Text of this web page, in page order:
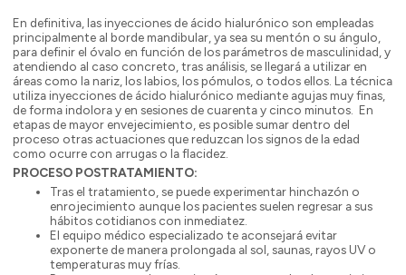
En definitiva, las inyecciones de ácido hialurónico son empleadas
principalmente al borde mandibular, ya sea su mentón o su ángulo,
para definir el óvalo en función de los parámetros de masculinidad, y
atendiendo al caso concreto, tras análisis, se llegará a utilizar en
áreas como la nariz, los labios, los pómulos, o todos ellos. La técnica
utiliza inyecciones de ácido hialurónico mediante agujas muy finas,
de forma indolora y en sesiones de cuarenta y cinco minutos. En
etapas de mayor envejecimiento, es posible sumar dentro del
proceso otras actuaciones que reduzcan los signos de la edad
como ocurre con arrugas o la flacidez.
PROCESO POSTRATAMIENTO:
Tras el tratamiento, se puede experimentar hinchazón o
enrojecimiento aunque los pacientes suelen regresar a sus
hábitos cotidianos con inmediatez.
El equipo médico especializado te aconsejará evitar
exponerte de manera prolongada al sol, saunas, rayos UV o
temperaturas muy frías.